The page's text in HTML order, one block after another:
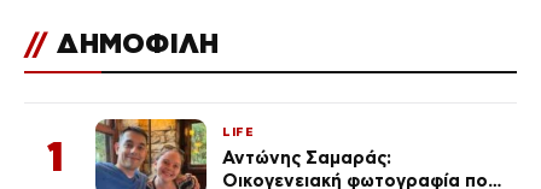
// ΔΗΜΟΦΙΛΗ
1
LIFE
Αντώνης Σαμαράς:
Οικογενειακή φωτογραφία που